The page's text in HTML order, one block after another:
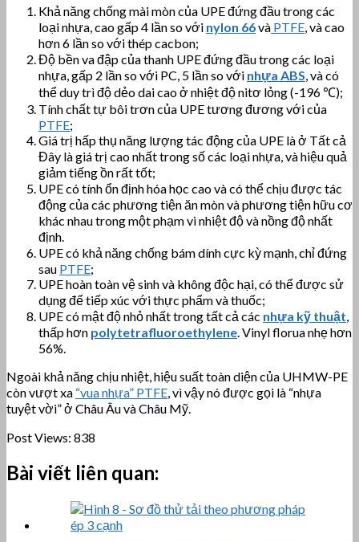
Khả năng chống mài mòn của UPE đứng đầu trong các
loại nhựa, cao gấp 4 lần so với nylon 66và PTFE, và cao
hơn 6 lần so với thép cacbon;
Độ bền va đập của thanh UPE đứng đầu trong các loại
nhựa, gấp 2 lần so với PC, 5 lần so với nhựa ABS, và có
thể duy trì độ dẻo dai cao ở nhiệt độ nitơ lỏng (-196 ℃);
Tính chất tự bôi trơn của UPE tương đương với của
PTFE;
Giá trị hấp thụ năng lượng tác động của UPE là ở Tất cả
Đây là giá trị cao nhất trong số các loại nhựa, và hiệu quả
giảm tiếng ồn rất tốt;
UPE có tính ổn định hóa học cao và có thể chịu được tác
động của các phương tiện ăn mòn và phương tiện hữu cơ
khác nhau trong một phạm vi nhiệt độ và nồng độ nhất
định.
UPE có khả năng chống bám dính cực kỳ mạnh, chỉ đứng
sau PTFE;
UPE hoàn toàn vệ sinh và không độc hại, có thể được sử
dụng để tiếp xúc với thực phẩm và thuốc;
UPE có mật độ nhỏ nhất trong tất cả các nhựa kỹ thuật,
thấp hơn polytetrafluoroethylene. Vinyl florua nhẹ hơn
56%.
Ngoài khả năng chịu nhiệt, hiệu suất toàn diện của UHMW-PE
còn vượt xa “vua nhựa” PTFE, vì vậy nó được gọi là “nhựa
tuyệt vời” ở Châu Âu và Châu Mỹ.
Post Views: 838
Bài viết liên quan: